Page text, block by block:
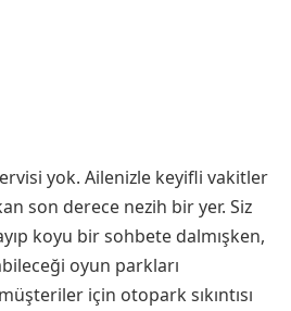
yok. Ailenizle keyifli vakitler
son derece nezih bir yer. Siz
koyu bir sohbete dalmışken,
oyun parkları
için otopark sıkıntısı